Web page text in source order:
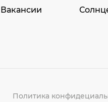
Вакансии
Политика